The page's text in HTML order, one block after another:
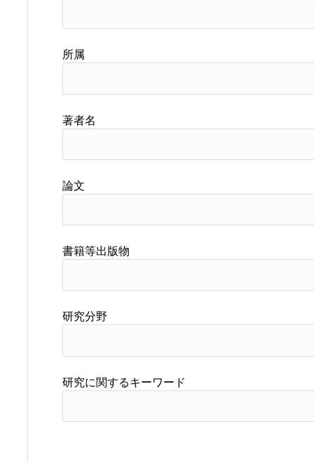
所属
著者名
論文
書籍等出版物
研究分野
研究に関するキーワード